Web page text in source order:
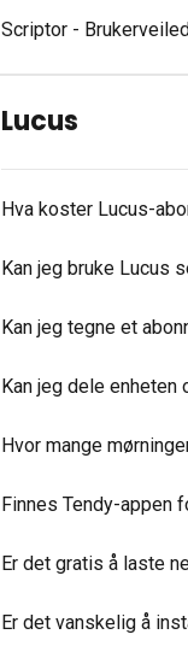
Scriptor -
Lucus
Hva koster Lucus-
Kan jeg bruke Lucus
Kan jeg tegne et
Kan jeg dele enheten
Hvor mange
Finnes Tendy-appen
Er det gratis å laste
Er det vanskelig å